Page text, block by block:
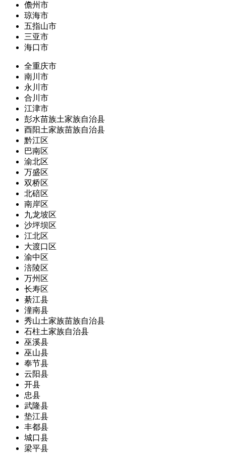
儋州市
琼海市
五指山市
三亚市
海口市
全重庆市
南川市
永川市
合川市
江津市
彭水苗族土家族自治县
酉阳土家族苗族自治县
黔江区
巴南区
渝北区
万盛区
双桥区
北碚区
南岸区
九龙坡区
沙坪坝区
江北区
大渡口区
渝中区
涪陵区
万州区
长寿区
綦江县
潼南县
秀山土家族苗族自治县
石柱土家族自治县
巫溪县
巫山县
奉节县
云阳县
开县
忠县
武隆县
垫江县
丰都县
城口县
梁平县